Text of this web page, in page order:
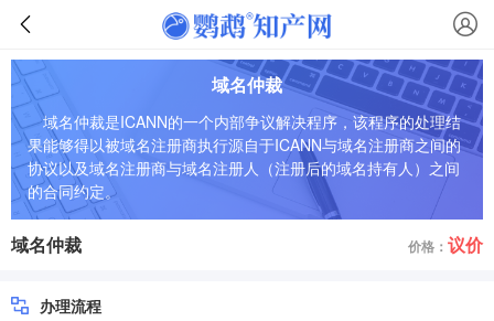
域名仲裁
域名仲裁是ICANN的一个内部争议解决程序，该程序的处理结
果能够得以被域名注册商执行源自于ICANN与域名注册商之间的
协议以及域名注册商与域名注册人（注册后的域名持有人）之间
的合同约定。
域名仲裁 价格： 议价
办理流程